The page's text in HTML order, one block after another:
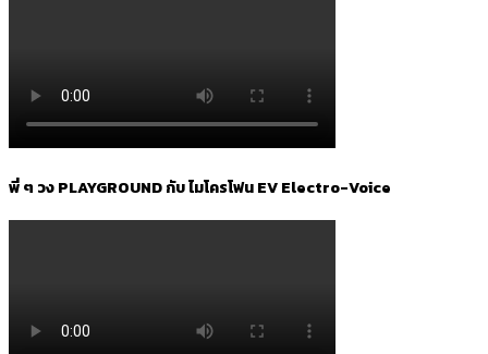
พี่ ๆ วง PLAYGROUND กับ ไมโครโฟน EV Electro-Voice